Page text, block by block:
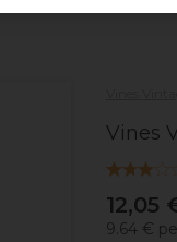
Vines
12,05
9.64 €